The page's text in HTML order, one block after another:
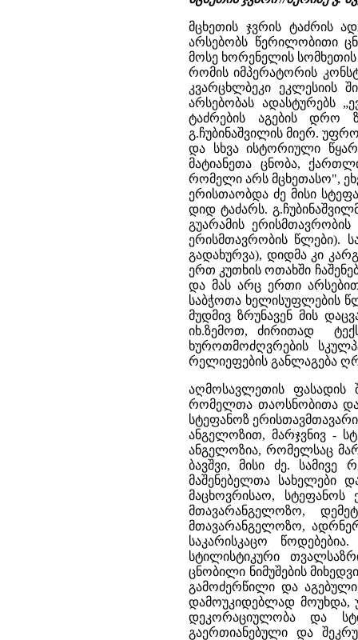
მცხეთის ჯვრის ტაძრის
არსებობს წერილობითი
მოსე ხორენელის სომხეთის
რომის იმპერატორის
კვარცხლბეკი ეკლესიის
არსებობას ადასტურებს
ტაძრების აგების დრო
გ.ჩუბინაშვილის მიერ.
და სხვა ისტორიული
მატიანეთა ცნობა,
რომელი არს მცხეთასო",
ერისთაობდა ძე მისი
დიდ ტაძარს.
გუარამის
ერისმთავრობის წლები).
გადახურვა), დიდმა კი
ერთ კუთხის ოთახში
და მას არც ერთი
საბჭოთა ხელისუფლების
მუდმივ ზრუნავენ მის
იხ.ზემოთ, ძირითად
ხუროთმოძღვრების
რელიეფების განლაგება
აღმოსავლეთის ფასადის
რომელთა თაოსნობითა და
სტეფანოზ
ანგელოზით, მარჯვნივ -
ანგელოზია, რომელსაც
ბავშვი, მისი ძე.
მაშენებელთა სახელები
მაცხოვრისაო, სტეფანოს
მთავარანგელოზო,
მთავარანგელოზო,
საკარისკაცო
სტილისტიკური
ცნობილი ნიმუშების
გამოძერწილი და
დამოუკიდებლად მოუხდა,
დეკორაციულობა და
გაერთიანებული და